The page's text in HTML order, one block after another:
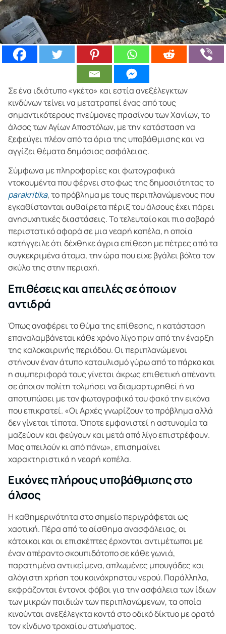
Σε ένα ιδιότυπο «γκέτο» και εστία ανεξέλεγκτων
κινδύνων τείνει να μετατραπεί ένας από τους
σημαντικότερους πνεύμονες πρασίνου των Χανίων, το
άλσος των Αγίων Αποστόλων, με την κατάσταση να
ξεφεύγει πλέον από τα όρια της υποβάθμισης και να
αγγίζει θέματα δημόσιας ασφάλειας.
Σύμφωνα με πληροφορίες και φωτογραφικά
ντοκουμέντα που φέρνει στο φως της δημοσιότητας το
parakritika, το πρόβλημα με τους περιπλανώμενους που
εγκαθίστανται αυθαίρετα πέριξ του άλσους έχει πάρει
ανησυχητικές διαστάσεις. Το τελευταίο και πιο σοβαρό
περιστατικό αφορά σε μια νεαρή κοπέλα, η οποία
κατήγγειλε ότι δέχθηκε άγρια επίθεση με πέτρες από τα
συγκεκριμένα άτομα, την ώρα που είχε βγάλει βόλτα τον
σκύλο της στην περιοχή.
Επιθέσεις και απειλές σε όποιον
αντιδρά
Όπως αναφέρει το θύμα της επίθεσης, η κατάσταση
επαναλαμβάνεται κάθε χρόνο λίγο πριν από την έναρξη
της καλοκαιρινής περιόδου. Οι περιπλανώμενοι
στήνουν έναν άτυπο καταυλισμό γύρω από το πάρκο και
η συμπεριφορά τους γίνεται άκρως επιθετική απέναντι
σε όποιον πολίτη τολμήσει να διαμαρτυρηθεί ή να
αποτυπώσει με τον φωτογραφικό του φακό την εικόνα
που επικρατεί. «Οι Αρχές γνωρίζουν το πρόβλημα αλλά
δεν γίνεται τίποτα. Όποτε εμφανιστεί η αστυνομία τα
μαζεύουν και φεύγουν και μετά από λίγο επιστρέφουν.
Μας απειλούν κι από πάνω», επισημαίνει
χαρακτηριστικά η νεαρή κοπέλα.
Εικόνες πλήρους υποβάθμισης στο
άλσος
Η καθημερινότητα στο σημείο περιγράφεται ως
χαοτική. Πέρα από το αίσθημα ανασφάλειας, οι
κάτοικοι και οι επισκέπτες έρχονται αντιμέτωποι με
έναν απέραντο σκουπιδότοπο σε κάθε γωνιά,
παρατημένα αντικείμενα, απλωμένες μπουγάδες και
αλόγιστη χρήση του κοινόχρηστου νερού. Παράλληλα,
εκφράζονται έντονοι φόβοι για την ασφάλεια των ίδιων
των μικρών παιδιών των περιπλανώμενων, τα οποία
κινούνται ανεξέλεγκτα κοντά στο οδικό δίκτυο με ορατό
τον κίνδυνο τροχαίου ατυχήματος.